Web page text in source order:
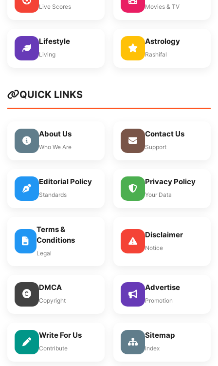
Live Scores Movies & TV
Lifestyle
Living
Astrology
Rashifal
QUICK LINKS
About Us
Who We Are
Contact Us
Support
Editorial Policy
Standards
Privacy Policy
Your Data
Terms &
Conditions
Legal
Disclaimer
Notice
DMCA
Copyright
Advertise
Promotion
Write For Us
Contribute
Sitemap
Index